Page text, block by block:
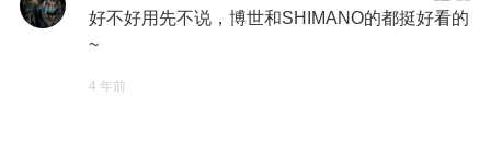
好不好用先不说，博世和SHIMANO的都挺好看的
~
4 年前